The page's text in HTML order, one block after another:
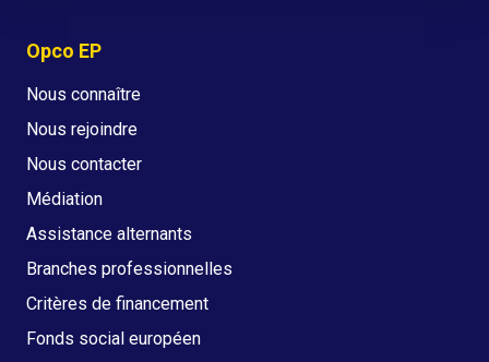
Opco EP
Nous connaître
Nous rejoindre
Nous contacter
Médiation
Assistance alternants
Branches professionnelles
Critères de financement
Fonds social européen